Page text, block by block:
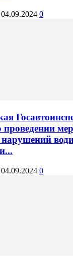
04.09.2024 0
04.09.2024 0